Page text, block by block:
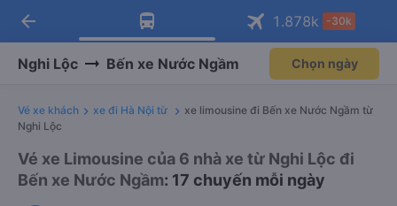
Tải app Vexere ngay!
Nhận ưu đãi thành viên độc
Mở app
Tải app Vexere
-30k/ghế khi đặt vé máy bay qua
Mở app
arrow_back 1.878k -30k
Nghi Lộc Bến xe Nước Ngầm Chọn ngày
Vé xe khách xe đi Hà Nội từ
xe limousine đi Bến xe Nước Ngầm từ
Nghi Lộc
Vé xe Limousine của 6 nhà xe từ Nghi Lộc đi
Bến xe Nước Ngầm: 17 chuyến mỗi ngày